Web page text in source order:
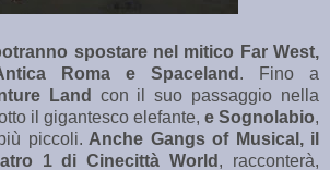
spostare nel mitico Far West,
Roma e Spaceland . Fino a
Land
con il suo passaggio nella
il gigantesco elefante, e Sognolabio,
piccoli. Anche Gangs of Musical, il
1 di Cinecittà World , racconterà,